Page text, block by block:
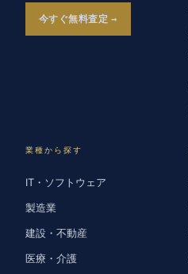
今すぐ無料査定
業種から探す
IT・ソフトウェア
製造業
建設・不動産
医療・介護